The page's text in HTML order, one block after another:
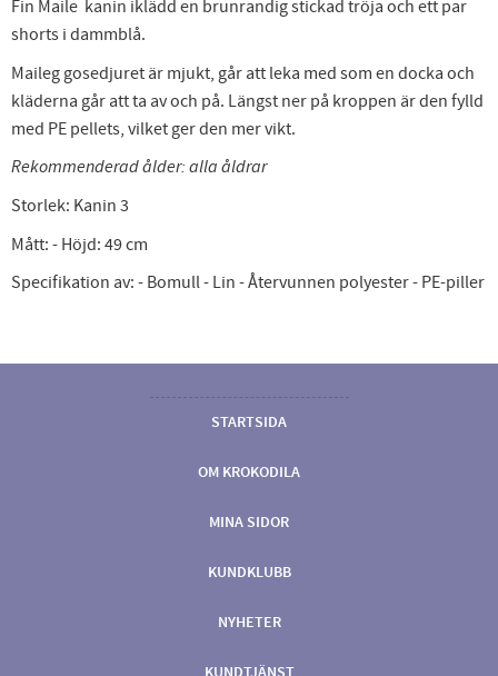
Fin Maile kanin iklädd en brunrandig stickad tröja och ett par
shorts i dammblå.
Maileg gosedjuret är mjukt, går att leka med som en docka och
kläderna går att ta av och på. Längst ner på kroppen är den fylld
med PE pellets, vilket ger den mer vikt.
Rekommenderad ålder: alla åldrar
Storlek: Kanin 3
Mått: - Höjd: 49 cm
Specifikation av: - Bomull - Lin - Återvunnen polyester - PE-piller
STARTSIDA
OM KROKODILA
MINA SIDOR
KUNDKLUBB
NYHETER